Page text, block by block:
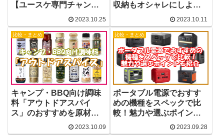
【ユースケ専門チャンネ
2023.10.25
収納もオシャレにしよ
2023.10.11
比較・まとめ
キャンプ・BBQ向け調味
料「アウトドアスパイ
ス」のおすすめを原材料
2023.10.09
比較・まとめ
ポータブル電源でおすす
めの機種をスペックで比
較！魅力や選ぶポイント
2023.09.28